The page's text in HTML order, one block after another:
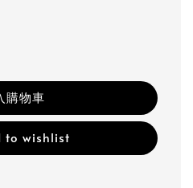
購物車
to wishlist